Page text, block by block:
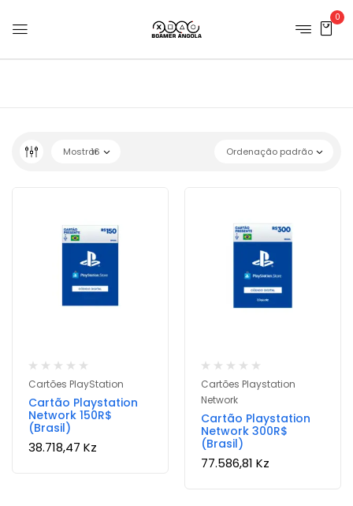
0
Ordenação padrão
Mostrar
16
Cartões PlayStation
Cartão Playstation
Network 150R$
(Brasil)
38.718,47 Kz
Cartões Playstation
Network
Cartão Playstation
Network 300R$
(Brasil)
77.586,81 Kz